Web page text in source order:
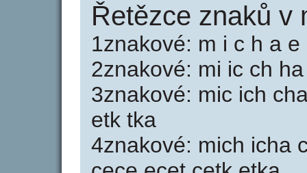
Řetězce znaků v
1znakové: m i c h a
2znakové: mi ic ch
3znakové: mic ich
etk tka
4znakové: mich icha